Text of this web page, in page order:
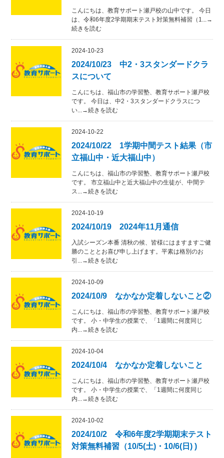
こんにちは、教育サポート瀬戸校の山中です。 今日
は、令和6年度2学期期末テスト対策無料補習（1...→
続きを読む
2024-10-23
2024/10/23 中2・3スタンダードクラ
スについて
こんにちは、福山市の学習塾、教育サポート瀬戸校
です。 今日は、中2・3スタンダードクラスにつ
い...→続きを読む
2024-10-22
2024/10/22 1学期中間テスト結果（市
立福山中・近大福山中）
こんにちは、福山市の学習塾、教育サポート瀬戸校
です。 市立福山中と近大福山中の生徒が、中間テ
ス...→続きを読む
2024-10-19
2024/10/19 2024年11月通信
入試シーズン本番 清秋の候、皆様にはますますご健
勝のこととお喜び申し上げます。平素は格別のお
引...→続きを読む
2024-10-09
2024/10/9 なかなか定着しないこと②
こんにちは、福山市の学習塾、教育サポート瀬戸校
です。 小・中学生の授業で、「1週間に何度同じ
内...→続きを読む
2024-10-04
2024/10/4 なかなか定着しないこと
こんにちは、福山市の学習塾、教育サポート瀬戸校
です。 小・中学生の授業で、「1週間に何度同じ
内...→続きを読む
2024-10-02
2024/10/2 令和6年度2学期期末テスト
対策無料補習（10/5(土)・10/6(日) )